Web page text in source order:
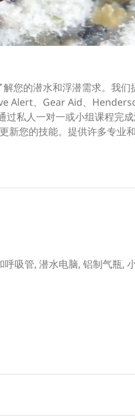
您的潜水和浮潜需求。我们
Alert、Gear Aid、
私人一对一或小组课程完
新您的技能。提供许多专业
吸管, 潜水电脑, 铝制气瓶,